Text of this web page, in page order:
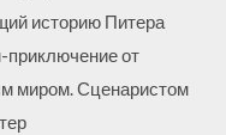
историю Питера
приключение от
миром. Сценаристом